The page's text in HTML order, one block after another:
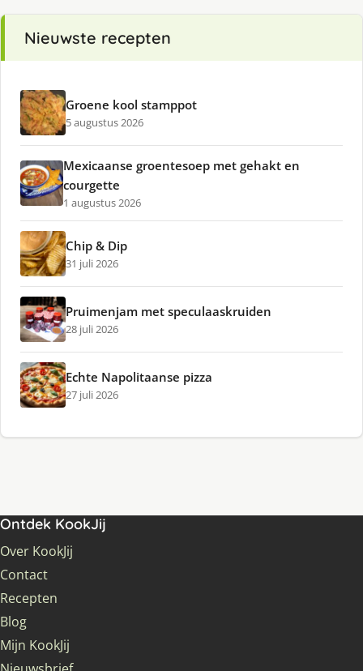
Nieuwste recepten
Groene kool stamppot
5 augustus 2026
Mexicaanse groentesoep met gehakt en
courgette
1 augustus 2026
Chip & Dip
31 juli 2026
Pruimenjam met speculaaskruiden
28 juli 2026
Echte Napolitaanse pizza
27 juli 2026
Ontdek KookJij
Over KookJij
Contact
Recepten
Blog
Mijn KookJij